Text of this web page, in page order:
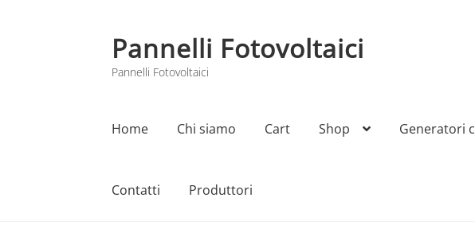
Vai
alla
navigazione
Vai
al
contenuto
Pannelli Fotovoltaici
Pannelli Fotovoltaici
Home Chi siamo Cart Shop Generatori
Contatti Produttori